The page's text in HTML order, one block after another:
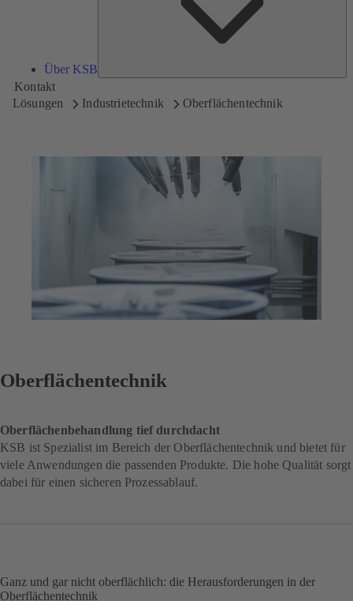
Über KSB
Kontakt
Lösungen
Industrietechnik Oberflächentechnik
Oberflächentechnik
Oberflächenbehandlung tief durchdacht
KSB ist Spezialist im Bereich der Oberflächentechnik und bietet für
viele Anwendungen die passenden Produkte. Die hohe Qualität sorgt
dabei für einen sicheren Prozessablauf.
Ganz und gar nicht oberflächlich: die Herausforderungen in der
Oberflächentechnik